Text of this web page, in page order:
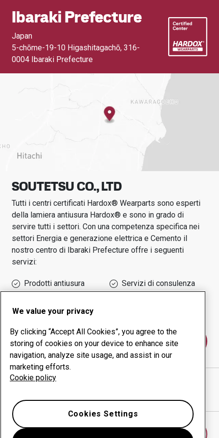
Ibaraki Prefecture
Japan
5-chōme-19-10 Higashitagachō, 316-
0004 Ibaraki Prefecture
SOUTETSU CO., LTD
Tutti i centri certificati Hardox® Wearparts sono esperti
della lamiera antiusura Hardox® e sono in grado di
servire tutti i settori. Con una competenza specifica nei
settori Energia e generazione elettrica e Cemento il
nostro centro di Ibaraki Prefecture offre i seguenti
servizi:
Prodotti antiusura
Servizi di consulenza
produttività
Contattaci
SOUTETSU CO., LTD
We value your privacy
By clicking “Accept All Cookies”, you agree to the
storing of cookies on your device to enhance site
navigation, analyze site usage, and assist in our
marketing efforts.
Cookie policy
Cookies Settings